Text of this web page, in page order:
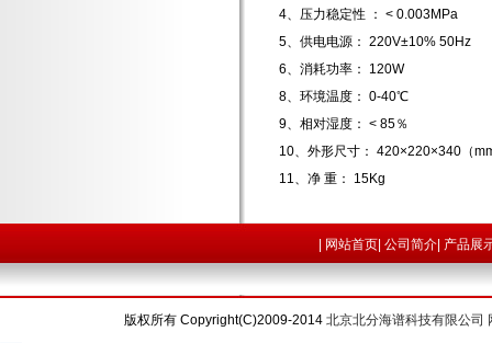
4、压力稳定性 ： < 0.003MPa
5、供电电源： 220V±10% 50Hz
6、消耗功率： 120W
8、环境温度： 0-40℃
9、相对湿度： < 85％
10、外形尺寸： 420×220×340（
11、净 重： 15Kg
网站首页| 公司简介| 产品展
版权所有 Copyright(C)2009-2014 北京北分海谱科技有限公司